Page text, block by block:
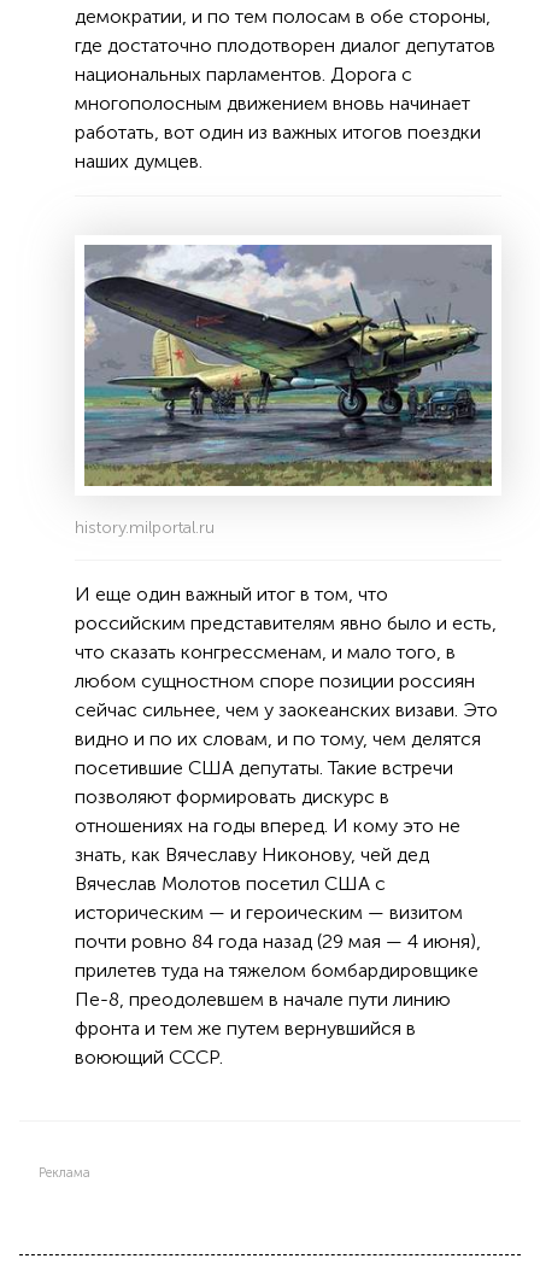
демократии, и по тем полосам в обе стороны,
где достаточно плодотворен диалог депутатов
национальных парламентов. Дорога с
многополосным движением вновь начинает
работать, вот один из важных итогов поездки
наших думцев.
history.milportal.ru
И еще один важный итог в том, что
российским представителям явно было и есть,
что сказать конгрессменам, и мало того, в
любом сущностном споре позиции россиян
сейчас сильнее, чем у заокеанских визави. Это
видно и по их словам, и по тому, чем делятся
посетившие США депутаты. Такие встречи
позволяют формировать дискурс в
отношениях на годы вперед. И кому это не
знать, как Вячеславу Никонову, чей дед
Вячеслав Молотов посетил США с
историческим — и героическим — визитом
почти ровно 84 года назад (29 мая — 4 июня),
прилетев туда на тяжелом бомбардировщике
Пе-8, преодолевшем в начале пути линию
фронта и тем же путем вернувшийся в
воюющий СССР.
Реклама